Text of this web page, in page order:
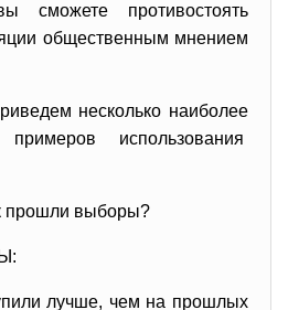
сможете противостоять
общественным мнением
несколько наиболее
примеров использования
выборы?
лучше, чем на прошлых